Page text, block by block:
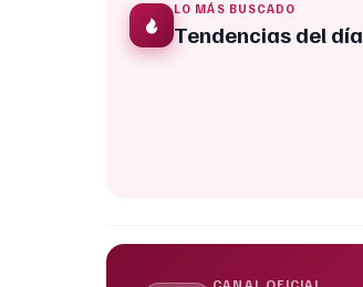
LO MÁS BUSCADO
Tendencias del día